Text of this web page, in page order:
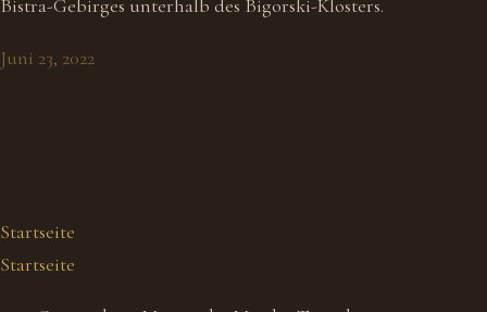
Bistra-Gebirges unterhalb des Bigorski-Klosters.
Juni 23, 2022
Startseite
Startseite